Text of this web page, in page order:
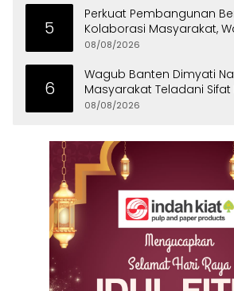
5
Perkuat Pembangunan
Kolaborasi Masyarakat,
Tangerang Raih LPM Award
08/08/2026
6
Wagub Banten Dimyati
Masyarakat Teladani Sifat
Muhammad
08/08/2026